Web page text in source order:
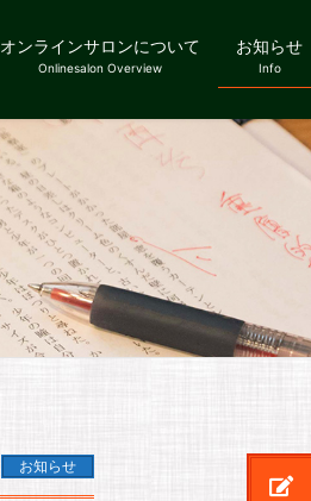
オンラインサロンについて
Onlinesalon Overview
お知らせ
Info
お知らせ